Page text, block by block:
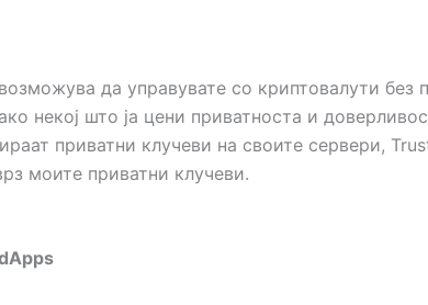
да управувате со криптовалути
некој што ја цени приватноста и
приватни клучеви на своите сервери,
моите приватни клучеви.